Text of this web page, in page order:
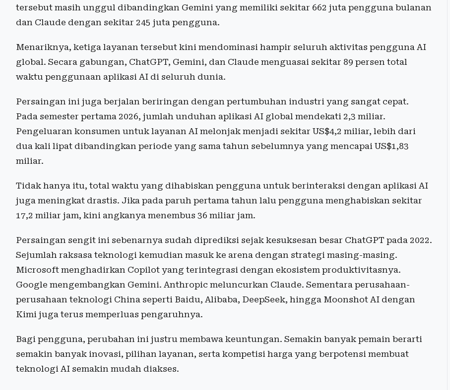
tersebut masih unggul dibandingkan Gemini yang memiliki sekitar 662 juta pengguna bulanan
dan Claude dengan sekitar 245 juta pengguna.
Menariknya, ketiga layanan tersebut kini mendominasi hampir seluruh aktivitas pengguna AI
global. Secara gabungan, ChatGPT, Gemini, dan Claude menguasai sekitar 89 persen total
waktu penggunaan aplikasi AI di seluruh dunia.
Persaingan ini juga berjalan beriringan dengan pertumbuhan industri yang sangat cepat.
Pada semester pertama 2026, jumlah unduhan aplikasi AI global mendekati 2,3 miliar.
Pengeluaran konsumen untuk layanan AI melonjak menjadi sekitar US$4,2 miliar, lebih dari
dua kali lipat dibandingkan periode yang sama tahun sebelumnya yang mencapai US$1,83
miliar.
Tidak hanya itu, total waktu yang dihabiskan pengguna untuk berinteraksi dengan aplikasi AI
juga meningkat drastis. Jika pada paruh pertama tahun lalu pengguna menghabiskan sekitar
17,2 miliar jam, kini angkanya menembus 36 miliar jam.
Persaingan sengit ini sebenarnya sudah diprediksi sejak kesuksesan besar ChatGPT pada 2022.
Sejumlah raksasa teknologi kemudian masuk ke arena dengan strategi masing-masing.
Microsoft menghadirkan Copilot yang terintegrasi dengan ekosistem produktivitasnya.
Google mengembangkan Gemini. Anthropic meluncurkan Claude. Sementara perusahaan-
perusahaan teknologi China seperti Baidu, Alibaba, DeepSeek, hingga Moonshot AI dengan
Kimi juga terus memperluas pengaruhnya.
Bagi pengguna, perubahan ini justru membawa keuntungan. Semakin banyak pemain berarti
semakin banyak inovasi, pilihan layanan, serta kompetisi harga yang berpotensi membuat
teknologi AI semakin mudah diakses.